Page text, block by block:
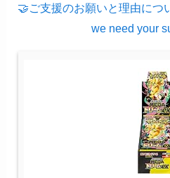
🤝ご支援のお願いと理由につ
we need your